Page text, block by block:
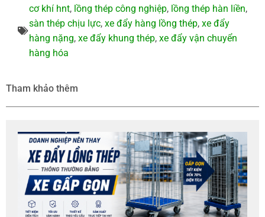
cơ khí hnt, lồng thép công nghiệp, lồng thép hàn liền,
sàn thép chịu lực, xe đẩy hàng lồng thép, xe đẩy
hàng nặng, xe đẩy khung thép, xe đẩy vận chuyển
hàng hóa
Tham khảo thêm